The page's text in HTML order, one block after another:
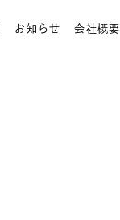
お知らせ 会社概要